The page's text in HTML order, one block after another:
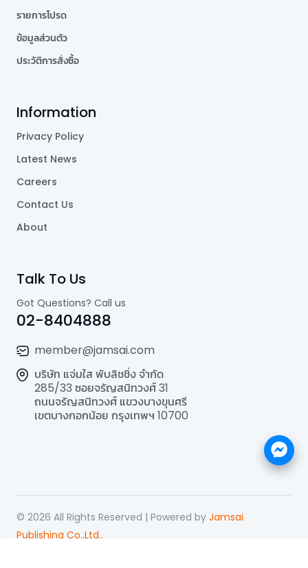
รายการโปรด
ข้อมูลส่วนตัว
ประวัติการสั่งซื้อ
Information
Privacy Policy
Latest News
Careers
Contact Us
About
Talk To Us
Got Questions? Call us
02-8404888
member@jamsai.com
บริษัท แจ่มใส พับลิชชิ่ง จำกัด
285/33 ซอยจรัญสนิทวงศ์ 31
ถนนจรัญสนิทวงศ์ แขวงบางขุนศรี
เขตบางกอกน้อย กรุงเทพฯ 10700
© 2026 All Rights Reserved | Powered by Jamsai
Publishing Co.,Ltd..